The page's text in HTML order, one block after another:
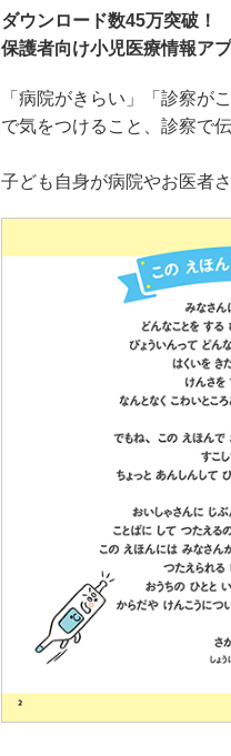
ダウンロード数45万突破！
保護者向け小児医療情報ア
「病院がきらい」「診察が
で気をつけること、診察で
子ども自身が病院やお医者